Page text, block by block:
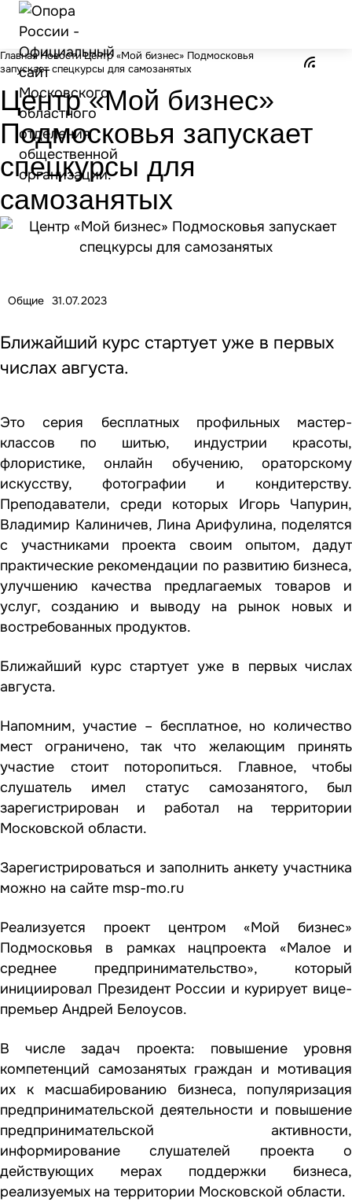
Главная Новости Центр «Мой бизнес» Подмосковья
запускает спецкурсы для самозанятых
Центр «Мой бизнес»
Подмосковья запускает
спецкурсы для
самозанятых
Общие 31.07.2023
Ближайший курс стартует уже в первых
числах августа.
Это серия бесплатных профильных мастер-
классов по шитью, индустрии красоты,
флористике, онлайн обучению, ораторскому
искусству, фотографии и кондитерству.
Преподаватели, среди которых Игорь Чапурин,
Владимир Калиничев, Лина Арифулина, поделятся
с участниками проекта своим опытом, дадут
практические рекомендации по развитию бизнеса,
улучшению качества предлагаемых товаров и
услуг, созданию и выводу на рынок новых и
востребованных продуктов.
Ближайший курс стартует уже в первых числах
августа.
Напомним, участие – бесплатное, но количество
мест ограничено, так что желающим принять
участие стоит поторопиться. Главное, чтобы
слушатель имел статус самозанятого, был
зарегистрирован и работал на территории
Московской области.
Зарегистрироваться и заполнить анкету участника
можно на сайте msp-mo.ru
Реализуется проект центром «Мой бизнес»
Подмосковья в рамках нацпроекта «Малое и
среднее предпринимательство», который
инициировал Президент России и курирует вице-
премьер Андрей Белоусов.
В числе задач проекта: повышение уровня
компетенций самозанятых граждан и мотивация
их к масшабированию бизнеса, популяризация
предпринимательской деятельности и повышение
предпринимательской активности,
информирование слушателей проекта о
действующих мерах поддержки бизнеса,
реализуемых на территории Московской области.